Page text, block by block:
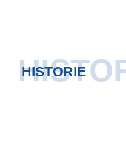
HISTORIE